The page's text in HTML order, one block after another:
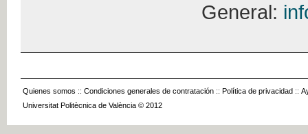
General:
Quienes somos :: Condiciones generales de contratación :: Política de privacidad ::
Universitat Politècnica de València © 2012